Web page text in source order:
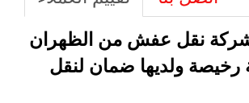
نقل عفش من الظهران
ولديها ضمان لنقل